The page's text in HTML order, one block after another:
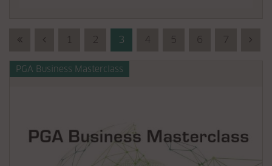
First (Anfang)
Previous (Zurück)
1 2 3 4 5 6 7
PGA Business Masterclass